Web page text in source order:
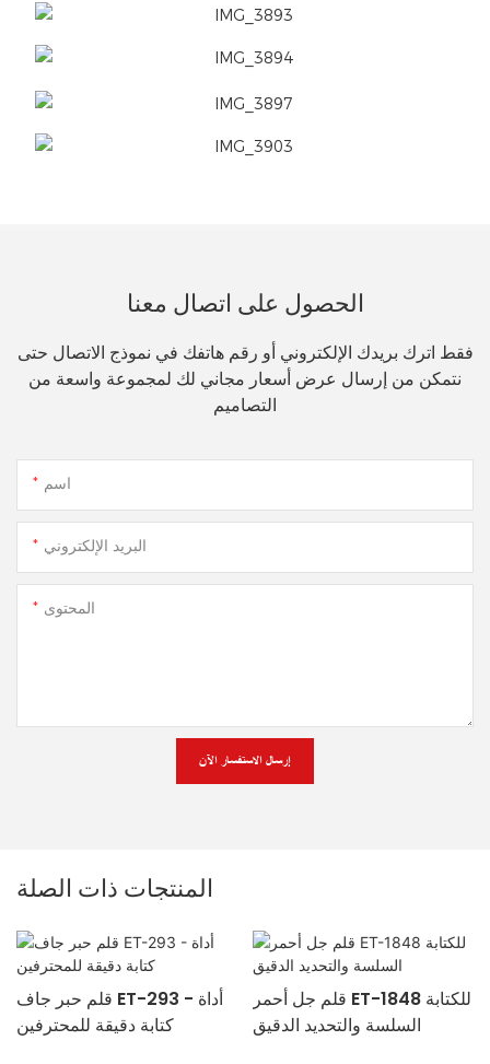
الحصول على اتصال معنا
فقط اترك بريدك الإلكتروني أو رقم هاتفك في نموذج الاتصال حتى
نتمكن من إرسال عرض أسعار مجاني لك لمجموعة واسعة من
التصاميم
اسم
البريد الإلكتروني
المحتوى
إرسال الاستفسار الآن
المنتجات ذات الصلة
قلم حبر جاف ET-293 - أداة
كتابة دقيقة للمحترفين
قلم جل أحمر ET-1848 للكتابة
السلسة والتحديد الدقيق